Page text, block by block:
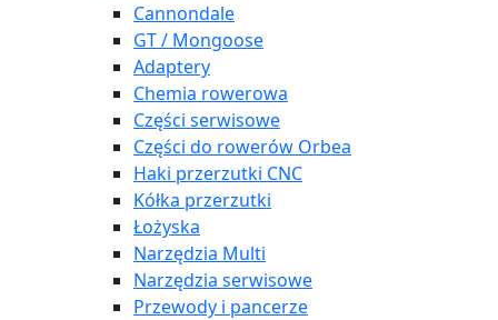
Cannondale
GT / Mongoose
Adaptery
Chemia rowerowa
Części serwisowe
Części do rowerów Orbea
Haki przerzutki CNC
Kółka przerzutki
Łożyska
Narzędzia Multi
Narzędzia serwisowe
Przewody i pancerze